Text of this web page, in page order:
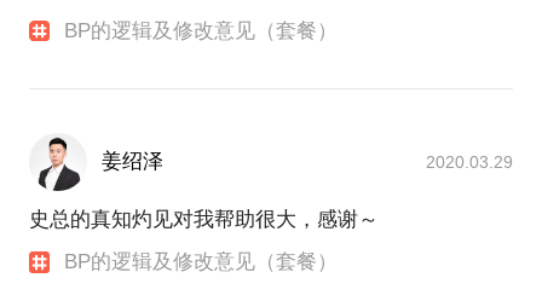
BP的逻辑及修改意见（套餐）
姜绍泽 2020.03.29
史总的真知灼见对我帮助很大，感谢～
BP的逻辑及修改意见（套餐）